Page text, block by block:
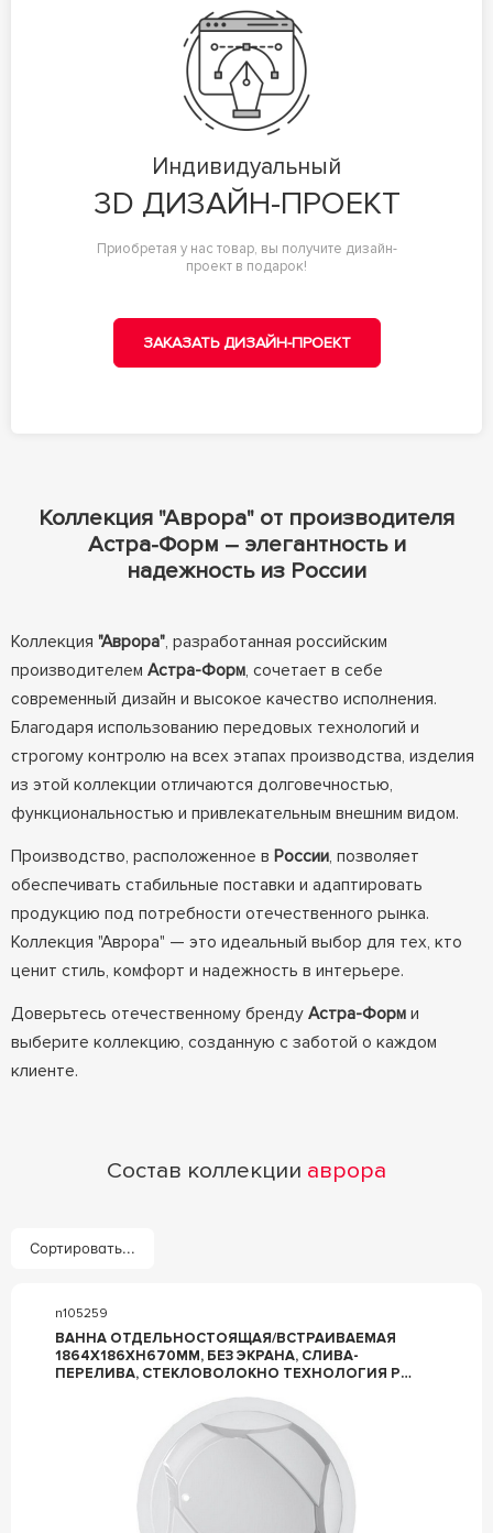
Индивидуальный
3D ДИЗАЙН-ПРОЕКТ
Приобретая у нас товар, вы получите дизайн-
проект в подарок!
ЗАКАЗАТЬ ДИЗАЙН-ПРОЕКТ
Коллекция "Аврора" от производителя
Астра-Форм – элегантность и
надежность из России
Коллекция "Аврора", разработанная российским
производителем Астра-Форм, сочетает в себе
современный дизайн и высокое качество исполнения.
Благодаря использованию передовых технологий и
строгому контролю на всех этапах производства, изделия
из этой коллекции отличаются долговечностью,
функциональностью и привлекательным внешним видом.
Производство, расположенное в России, позволяет
обеспечивать стабильные поставки и адаптировать
продукцию под потребности отечественного рынка.
Коллекция "Аврора" — это идеальный выбор для тех, кто
ценит стиль, комфорт и надежность в интерьере.
Доверьтесь отечественному бренду Астра-Форми
выберите коллекцию, созданную с заботой о каждом
клиенте.
Состав коллекции аврора
Сортировать...
n105259
ВАННА ОТДЕЛЬНОСТОЯЩАЯ/ВСТРАИВАЕМАЯ
1864X186XH670ММ, БЕЗ ЭКРАНА, СЛИВА-
ПЕРЕЛИВА, СТЕКЛОВОЛОКНО ТЕХНОЛОГИЯ PFI
АВРОРА ВАННА АВРОРА, СТЕКЛОВОЛОКНО
ТЕХНОЛОГИЯ PFI D 1863